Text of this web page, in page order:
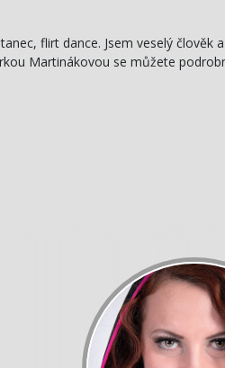
flirt dance. Jsem veselý
Martinákovou se můžete